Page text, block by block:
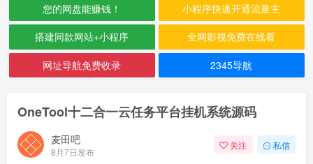
您的网盘能赚钱！ 小程序快速开通流量主
搭建同款网站+小程序 全网影视免费在线看
网址导航免费收录 2345导航
OneTool十二合一云任务平台挂机系统源码
麦田吧
8月7日发布
关注 私信